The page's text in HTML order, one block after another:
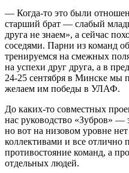
— Когда-то это были
старший брат — слабый
друга не знаем», а сейчас
соседями. Парни из команд
тренируемся на смежных
на успехи друг друга, а в
24-25 сентября в Минске мы
желаем им победы в УЛАФ.
До каких-то совместных
нас руководство «Зубров»
но вот на низовом уровне
коллективами и все отлично
противостояние команд, а
отдельных людей.